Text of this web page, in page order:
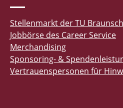
Stellenmarkt der TU
Jobbörse des Career Service
Merchandising
Sponsoring- &
Vertrauenspersonen für